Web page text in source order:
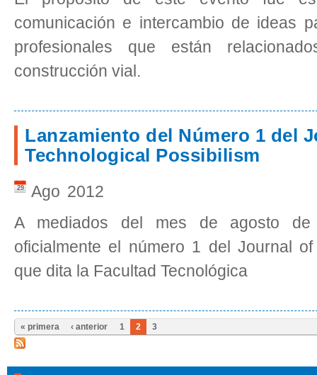
comunicación e intercambio de ideas
profesionales que están
construcción vial.
Lanzamiento del Número 1 del
Technological Possibilism
Ago
29
2012
A mediados del mes de agosto
oficialmente el número 1 del Journal of
que dita la Facultad Tecnológica
« primera ‹ anterior 1 2 3